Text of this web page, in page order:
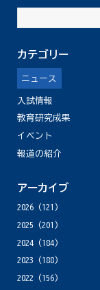
カテゴリー
ニュース
入試情報
教育研究成果
イベント
報道の紹介
アーカイブ
2026(121)
2025 (201)
2024(184)
2023 (188)
2022 (156)